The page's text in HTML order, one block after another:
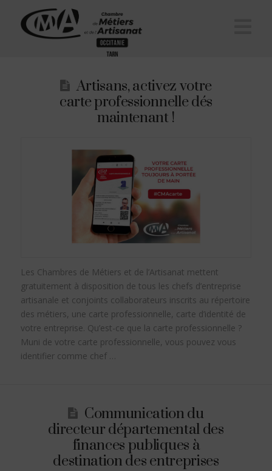
Artisans, activez votre
carte professionnelle dés
maintenant !
Les Chambres de Métiers et de l’Artisanat mettent
gratuitement à disposition de tous les chefs d’entreprise
artisanale et conjoints collaborateurs inscrits au répertoire
des métiers, une carte professionnelle, carte d’identité de
votre entreprise. Qu’est-ce que la carte professionnelle ?
Muni de votre carte professionnelle, vous pouvez vous
identifier comme chef …
Communication du
directeur départemental des
finances publiques à
destination des entreprises